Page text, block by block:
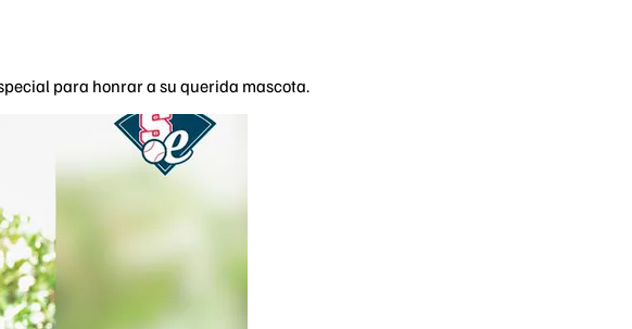
para honrar a su querida mascota.